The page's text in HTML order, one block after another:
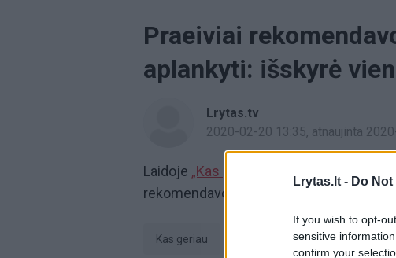
Lrytas.lt - Do
If you wish to opt-
sensitive
confirm your
Praeiviai
aplankyti: išskyrė
Lrytas.tv
2020-02-20 13:35, atnaujinta
Laidoje „Kas geriau?“
rekomendavo gražiausią lankytiną vietą!
Kas geriau Lankytinos